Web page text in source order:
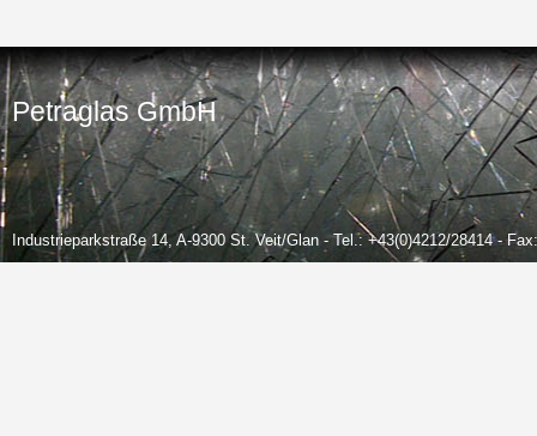
Petraglas GmbH
Industrieparkstraße 14, A-9300 St. Veit/Glan - Tel.: +43(0)4212/28414 -